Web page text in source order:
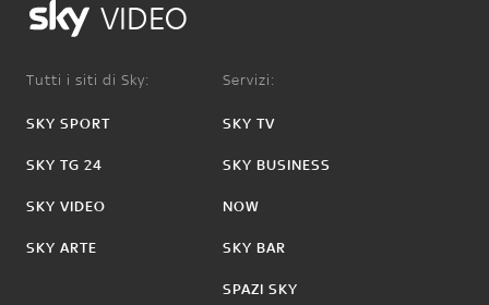
VIDEO
Tutti i siti di Sky:
SKY SPORT
SKY TG 24
SKY VIDEO
SKY ARTE
Servizi:
SKY TV
SKY BUSINESS
NOW
SKY BAR
SPAZI SKY